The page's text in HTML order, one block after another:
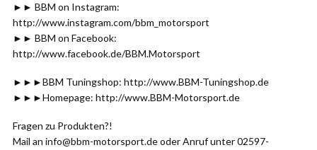
►► BBM on Instagram:
http://www.instagram.com/bbm_motorsport
►► BBM on Facebook:
http://www.facebook.de/BBM.Motorsport
►►►BBM Tuningshop: http://www.BBM-Tuningshop.de
►►►Homepage: http://www.BBM-Motorsport.de
Fragen zu Produkten?!
Mail an info@bbm-motorsport.de oder Anruf unter 02597-